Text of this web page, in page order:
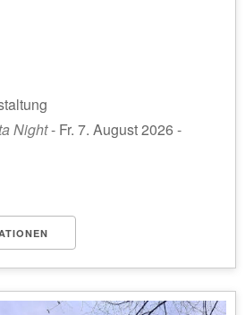
Night- Fr. 7. August 2026 -